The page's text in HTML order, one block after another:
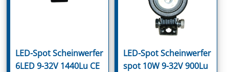
LED-Spot Scheinwerfer
6LED 9-32V 1440Lu CE
LED-Spot Scheinwerfer
spot 10W 9-32V 900Lu